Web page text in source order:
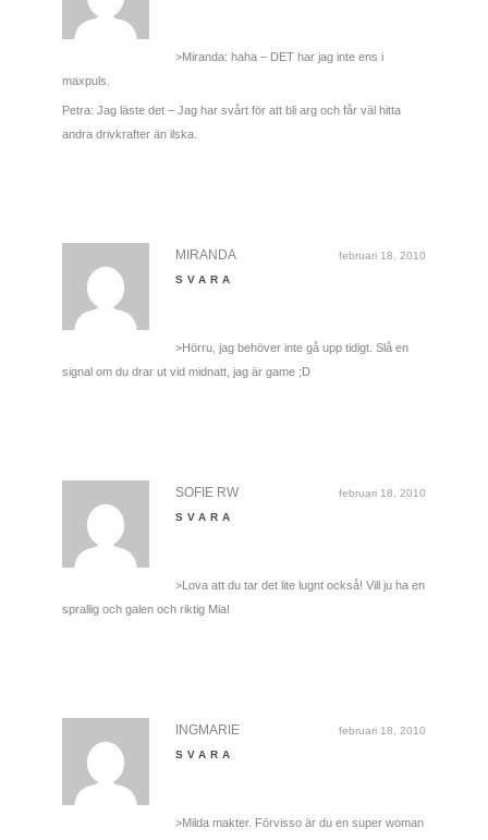
>Miranda: haha – DET har jag inte ens i
maxpuls.
Petra: Jag läste det – Jag har svårt för att bli arg och får väl hitta
andra drivkrafter än ilska.
februari 18, 2010
MIRANDA
SVARA
>Hörru, jag behöver inte gå upp tidigt. Slå en
signal om du drar ut vid midnatt, jag är game ;D
februari 18, 2010
SOFIE RW
SVARA
>Lova att du tar det lite lugnt också! Vill ju ha en
sprallig och galen och riktig Mia!
februari 18, 2010
INGMARIE
SVARA
>Milda makter. Förvisso är du en super woman